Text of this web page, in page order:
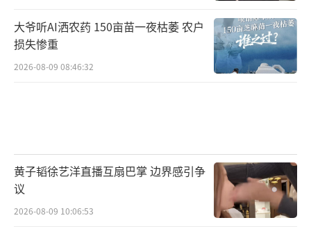
大爷听AI洒农药 150亩苗一夜枯萎 农户
损失惨重
2026-08-09 08:46:32
黄子韬徐艺洋直播互扇巴掌 边界感引争
议
2026-08-09 10:06:53